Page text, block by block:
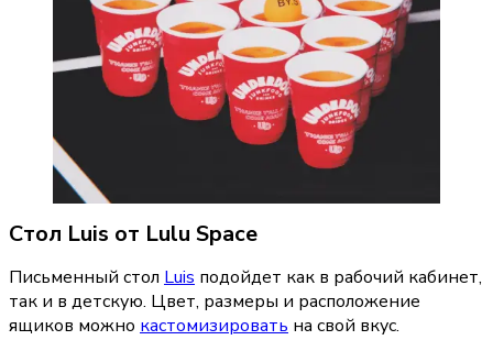
Стол Luis от Lulu Space
Письменный стол Luis подойдет как в рабочий кабинет,
так и в детскую. Цвет, размеры и расположение
ящиков можно кастомизировать на свой вкус.